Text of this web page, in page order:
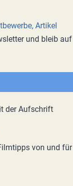
Artikel
und bleib auf
von und für